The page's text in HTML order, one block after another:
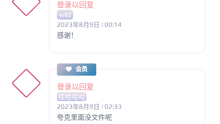
登录以回复
wild
2023年8月9日 | 00:14
感谢！
会员
登录以回复
哇哈哈哈
2023年8月9日 | 02:33
夸克里面没文件呢